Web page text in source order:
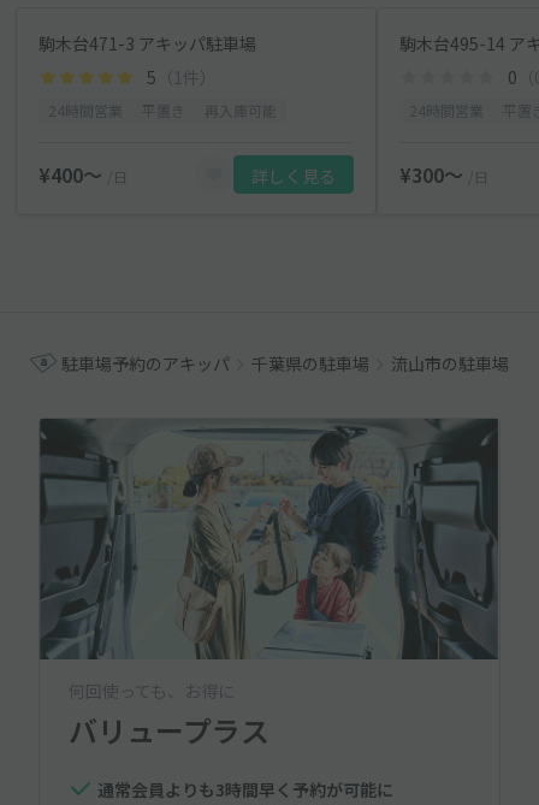
駒木台471-3 アキッパ駐車場
5 （1件）
¥400〜 /日 詳しく見る
駒木台495-14 ア
0
¥300〜 /日
駐車場予約のアキッパ 千葉県の駐車場 流山市の駐車場
何回使っても、お得に
バリュープラス
通常会員よりも3時間早く予約が可能に